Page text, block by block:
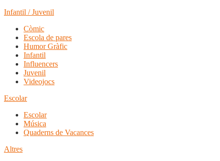
Infantil / Juvenil
Còmic
Escola de pares
Humor Gràfic
Infantil
Influencers
Juvenil
Videojocs
Escolar
Escolar
Música
Quaderns de Vacances
Altres